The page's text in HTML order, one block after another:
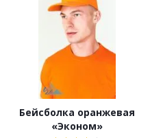
Бейсболка оранжевая
«Эконом»